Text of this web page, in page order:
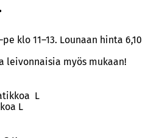
klo 11–13. Lounaan hinta 6,10
leivonnaisia myös mukaan!
L
L